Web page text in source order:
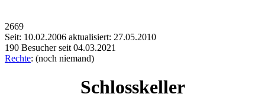
2669
Seit: 10.02.2006 aktualisiert: 27.05.2010
190 Besucher seit 04.03.2021
Rechte: (noch niemand)
Schlosskeller